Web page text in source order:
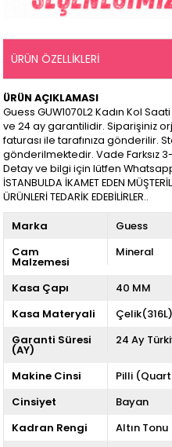
ÜRÜN ÖZELLIKLERI
ÜRÜN AÇIKLAMASI
Guess GUW1070L2 Kadın Kol
ve 24 ay garantilidir. Siparişiniz
faturası ile tarafınıza gönderilir.
gönderilmektedir. Vade Farksız
Detay ve bilgi için lütfen
İSTANBULDA İKAMET EDEN
ÜRÜNLERİ TEDARİK EDEBİLİRLER..
Marka
Guess
Cam
Malzemesi
Mineral
Kasa Çapı
40 MM
Kasa Materyali
Çelik(316L)
Garanti Süresi
(AY)
24 Ay
Makine Cinsi
Pilli
Cinsiyet
Bayan
Kadran Rengi
Altın Tonu